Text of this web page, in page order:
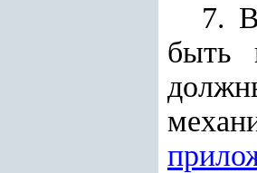
7.
быть